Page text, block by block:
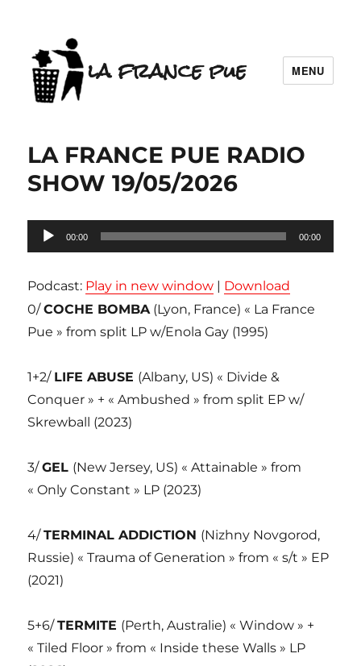
la france pue MENU
LA FRANCE PUE RADIO
SHOW 19/05/2026
Lecteur
audio
00:00 00:00
Podcast: Play in new window | Download
0/COCHE BOMBA(Lyon, France) « La France
Pue » from split LP w/Enola Gay (1995)
1+2/ LIFE ABUSE (Albany, US) « Divide &
Conquer » + « Ambushed » from split EP w/
Skrewball (2023)
3/GEL (New Jersey, US) « Attainable » from
« Only Constant » LP (2023)
4/TERMINAL ADDICTION (Nizhny Novgorod,
Russie) « Trauma of Generation » from « s/t » EP
(2021)
5+6/TERMITE (Perth, Australie) « Window » +
« Tiled Floor » from « Inside these Walls » LP